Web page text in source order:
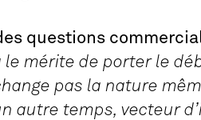
questions
mérite de porter le
pas la nature
autre temps, vecteur